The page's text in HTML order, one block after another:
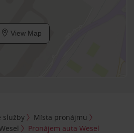
View Map
služby
Místa pronájmu
Pronájem auta Wesel